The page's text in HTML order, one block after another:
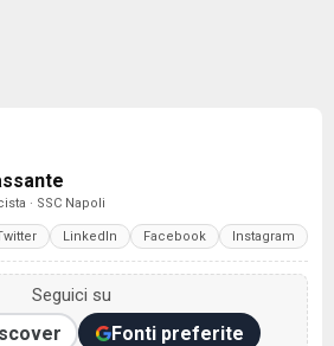
· SSC Napoli
LinkedIn Facebook Instagram
Seguici su
Fonti preferite